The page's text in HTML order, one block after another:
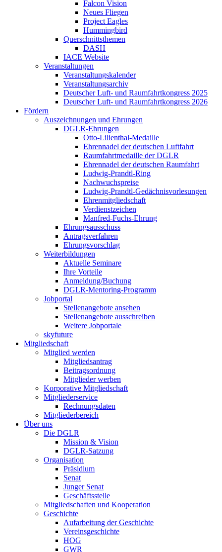
Falcon Vision
Neues Fliegen
Project Eagles
Hummingbird
Querschnittsthemen
DASH
IACE Website
Veranstaltungen
Veranstaltungskalender
Veranstaltungsarchiv
Deutscher Luft- und Raumfahrtkongress 2025
Deutscher Luft- und Raumfahrtkongress 2026
Fördern
Auszeichnungen und Ehrungen
DGLR-Ehrungen
Otto-Lilienthal-Medaille
Ehrennadel der deutschen Luftfahrt
Raumfahrtmedaille der DGLR
Ehrennadel der deutschen Raumfahrt
Ludwig-Prandtl-Ring
Nachwuchspreise
Ludwig-Prandtl-Gedächnisvorlesungen
Ehrenmitgliedschaft
Verdienstzeichen
Manfred-Fuchs-Ehrung
Ehrungsausschuss
Antragsverfahren
Ehrungsvorschlag
Weiterbildungen
Aktuelle Seminare
Ihre Vorteile
Anmeldung/Buchung
DGLR-Mentoring-Programm
Jobportal
Stellenangebote ansehen
Stellenangebote ausschreiben
Weitere Jobportale
skyfuture
Mitgliedschaft
Mitglied werden
Mitgliedsantrag
Beitragsordnung
Mitglieder werben
Korporative Mitgliedschaft
Mitgliederservice
Rechnungsdaten
Mitgliederbereich
Über uns
Die DGLR
Mission & Vision
DGLR-Satzung
Organisation
Präsidium
Senat
Junger Senat
Geschäftsstelle
Mitgliedschaften und Kooperation
Geschichte
Aufarbeitung der Geschichte
Vereinsgeschichte
HOG
GWR